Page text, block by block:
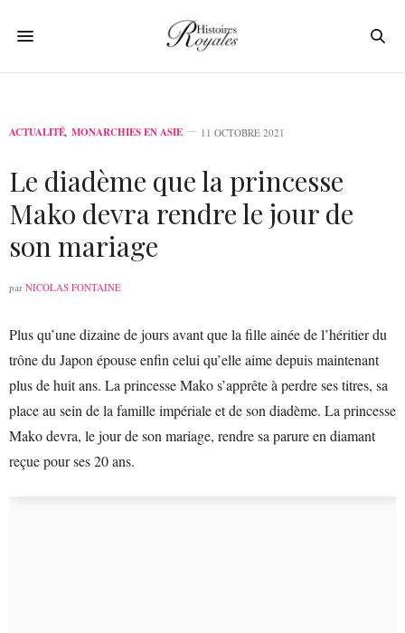
ACTUALITÉ, MONARCHIES EN ASIE 11 OCTOBRE 2021
Le diadème que la princesse
Mako devra rendre le jour de
son mariage
par NICOLAS FONTAINE
Plus qu’une dizaine de jours avant que la fille ainée de l’héritier du
trône du Japon épouse enfin celui qu’elle aime depuis maintenant
plus de huit ans. La princesse Mako s’apprête à perdre ses titres, sa
place au sein de la famille impériale et de son diadème. La princesse
Mako devra, le jour de son mariage, rendre sa parure en diamant
reçue pour ses 20 ans.